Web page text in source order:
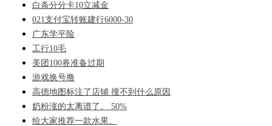
白条分分卡10立减金
021支付宝转账建行6000-30
广东学平险
工行10毛
美团100券准备过期
游戏换号撸
高德地图标注了店铺 搜不到什么原因
奶粉涨的太离谱了。 50%
给大家推荐一款水果。